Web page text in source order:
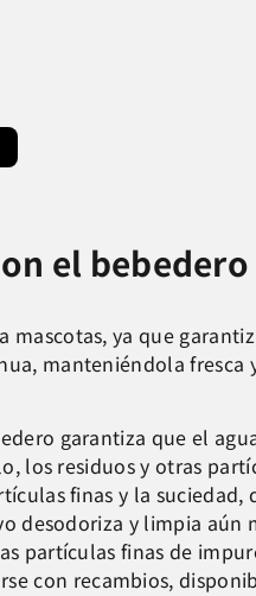
el bebedero
ya que
manteniéndola fresca
garantiza que el
los residuos y otras
finas y la suciedad,
desodoriza y limpia aún
partículas finas de
con recambios,